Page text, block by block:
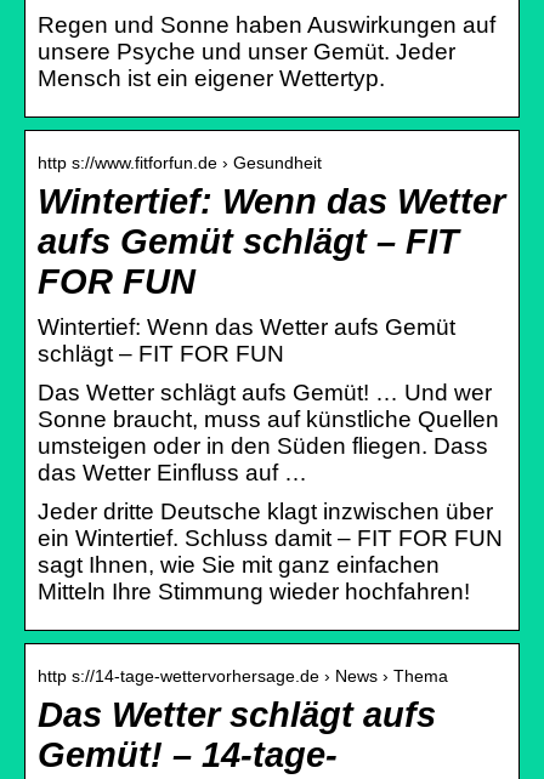
Regen und Sonne haben Auswirkungen auf
unsere Psyche und unser Gemüt. Jeder
Mensch ist ein eigener Wettertyp.
http s://www.fitforfun.de › Gesundheit
Wintertief: Wenn das Wetter
aufs Gemüt schlägt – FIT
FOR FUN
Wintertief: Wenn das Wetter aufs Gemüt
schlägt – FIT FOR FUN
Das Wetter schlägt aufs Gemüt! … Und wer
Sonne braucht, muss auf künstliche Quellen
umsteigen oder in den Süden fliegen. Dass
das Wetter Einfluss auf …
Jeder dritte Deutsche klagt inzwischen über
ein Wintertief. Schluss damit – FIT FOR FUN
sagt Ihnen, wie Sie mit ganz einfachen
Mitteln Ihre Stimmung wieder hochfahren!
http s://14-tage-wettervorhersage.de › News › Thema
Das Wetter schlägt aufs
Gemüt! – 14-tage-